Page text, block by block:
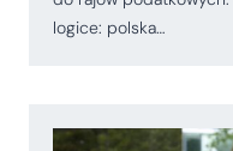
logice: polska…